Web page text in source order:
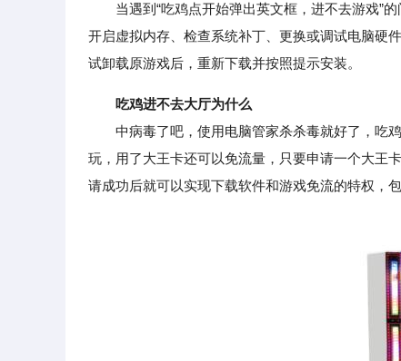
当遇到“吃鸡点开始弹出英文框，进不去游戏”的
开启虚拟内存、检查系统补丁、更换或调试电脑硬
试卸载原游戏后，重新下载并按照提示安装。
吃鸡进不去大厅为什么
中病毒了吧，使用电脑管家杀杀毒就好了，吃鸡
玩，用了大王卡还可以免流量，只要申请一个大王
请成功后就可以实现下载软件和游戏免流的特权，包